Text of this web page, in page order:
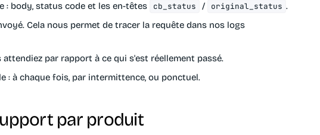
: body, status code et les en-têtes cb_status / original_status .
Cela nous permet de tracer la requête dans nos logs
attendiez par rapport à ce qui s'est réellement passé.
: à chaque fois, par intermittence, ou ponctuel.
par produit